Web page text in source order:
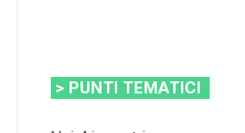
> PUNTI TEMATICI